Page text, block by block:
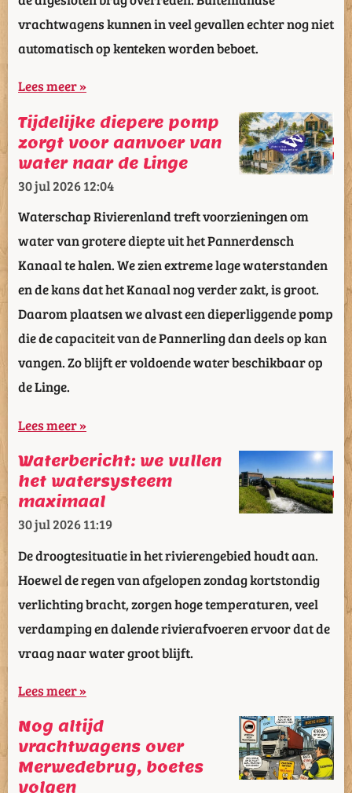
vrachtwagens kunnen in veel gevallen echter nog niet
automatisch op kenteken worden beboet.
Lees meer »
Tijdelijke diepere pomp
zorgt voor aanvoer van
water naar de Linge
30 jul 202612:04
Waterschap Rivierenland treft voorzieningen om
water van grotere diepte uit het Pannerdensch
Kanaal te halen. We zien extreme lage waterstanden
en de kans dat het Kanaal nog verder zakt, is groot.
Daarom plaatsen we alvast een dieperliggende pomp
die de capaciteit van de Pannerling dan deels op kan
vangen. Zo blijft er voldoende water beschikbaar op
de Linge.
Lees meer »
Waterbericht: we vullen
het watersysteem
maximaal
30 jul 202611:19
De droogtesituatie in het rivierengebied houdt aan.
Hoewel de regen van afgelopen zondag kortstondig
verlichting bracht, zorgen hoge temperaturen, veel
verdamping en dalende rivierafvoeren ervoor dat de
vraag naar water groot blijft.
Lees meer »
Nog altijd
vrachtwagens over
Merwedebrug, boetes
volgen